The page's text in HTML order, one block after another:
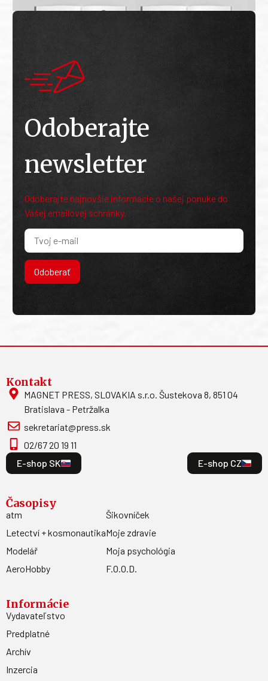
Odoberajte
newsletter
Odoberajte najnovšie informácie o našej ponuke do
Vašej emailovej schránky.
Odoberať
Kontakt
MAGNET PRESS, SLOVAKIA s.r.o. Šustekova 8, 851 04
Bratislava - Petržalka
sekretariat@press.sk
02/67 20 19 11
E-shop SK
E-shop CZ
Časopisy
atm
Letectví + kosmonautika
Modelář
AeroHobby
Šikovníček
Moje zdravie
Moja psychológia
F.O.O.D.
Informácie
Vydavateľstvo
Predplatné
Archív
Inzercia